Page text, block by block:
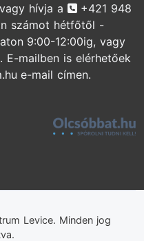
hívja a Telefonszám
+421 948
számot hétfőtől -
9:00-12:00ig, vagy
E-mailben is elérhetőek
e-mail címen.
Levice. Minden jog